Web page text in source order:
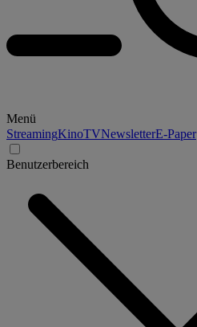
Menü
StreamingKinoTVNewsletterE-Paper
Benutzerbereich